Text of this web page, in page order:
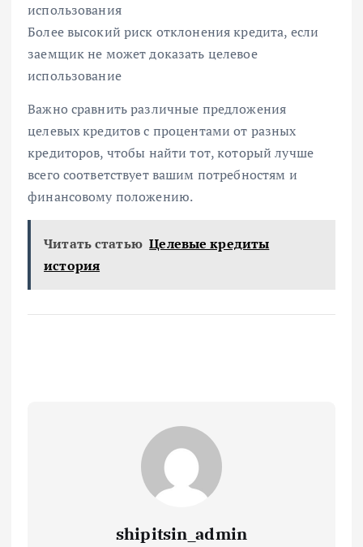
использования
Более высокий риск отклонения кредита, если
заемщик не может доказать целевое
использование
Важно сравнить различные предложения
целевых кредитов с процентами от разных
кредиторов, чтобы найти тот, который лучше
всего соответствует вашим потребностям и
финансовому положению.
Читать статью Целевые кредиты
история
shipitsin_admin